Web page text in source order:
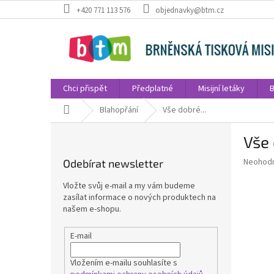
na
+420 771 113 576 objednavky@btm.cz
Chci přispět Předplatné Misijní letáky
Domů Blahopřání Vše dobré...
Odebírat newsletter
Vložte svůj e-mail a my vám budeme
zasílat informace o nových produktech na
našem e-shopu.
E-mail
Vložením e-mailu souhlasíte s
Vše